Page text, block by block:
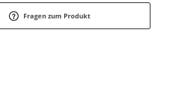
Fragen zum Produkt